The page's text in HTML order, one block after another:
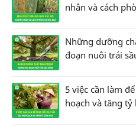
nhân và cách
Những dưỡng
đoạn nuôi trái
5 việc cần làm
hoạch và tăng tỷ